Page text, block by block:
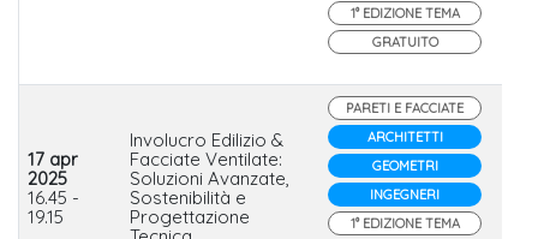
1° EDIZIONE TEMA
GRATUITO
17 apr
2025
16.45 -
19.15
Involucro Edilizio &
Facciate Ventilate:
Soluzioni Avanzate,
Sostenibilità e
Progettazione
PARETI E FACCIATE
ARCHITETTI
GEOMETRI
INGEGNERI
1° EDIZIONE TEMA